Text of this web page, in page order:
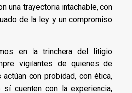
una trayectoria intachable, con
de la ley y un compromiso
en la trinchera del litigio
vigilantes de quienes de
con probidad, con ética,
cuenten con la experiencia,